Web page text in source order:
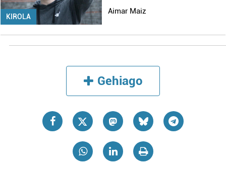
KIROLA
Aimar Maiz
Gehiago